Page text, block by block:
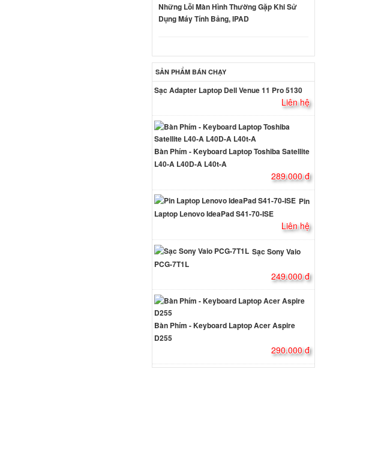
Những Lỗi Màn Hình Thường Gặp Khi Sử
Dụng Máy Tính Bảng, IPAD
SẢN PHẨM BÁN CHẠY
Sạc Adapter Laptop Dell Venue 11 Pro 5130
Liên hệ
Bàn Phím - Keyboard Laptop Toshiba Satellite
L40-A L40D-A L40t-A
289.000 đ
Pin
Laptop Lenovo IdeaPad S41-70-ISE
Liên hệ
Sạc Sony Vaio
PCG-7T1L
249.000 đ
Bàn Phím - Keyboard Laptop Acer Aspire
D255
290.000 đ